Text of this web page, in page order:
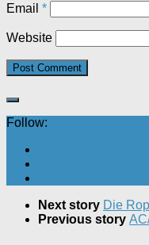
Email *
Website
Follow:
Next story Die
Previous story